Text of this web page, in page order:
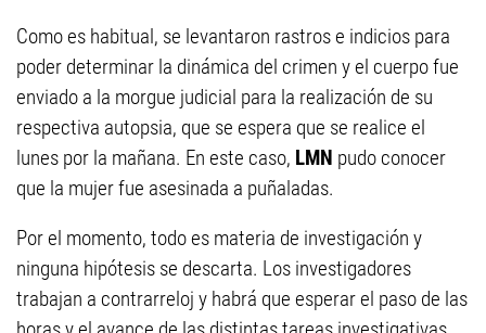
Como es habitual, se levantaron rastros e indicios para
poder determinar la dinámica del crimen y el cuerpo fue
enviado a la morgue judicial para la realización de su
respectiva autopsia, que se espera que se realice el
lunes por la mañana. En este caso, LMN pudo conocer
que la mujer fue asesinada a puñaladas.
Por el momento, todo es materia de investigación y
ninguna hipótesis se descarta. Los investigadores
trabajan a contrarreloj y habrá que esperar el paso de las